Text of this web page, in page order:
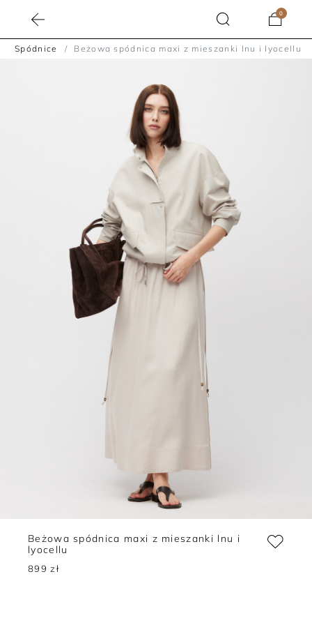
0
Spódnice Beżowa spódnica maxi z mieszanki lnu i lyocellu
Beżowa spódnica maxi z mieszanki lnu i
lyocellu
899 zł